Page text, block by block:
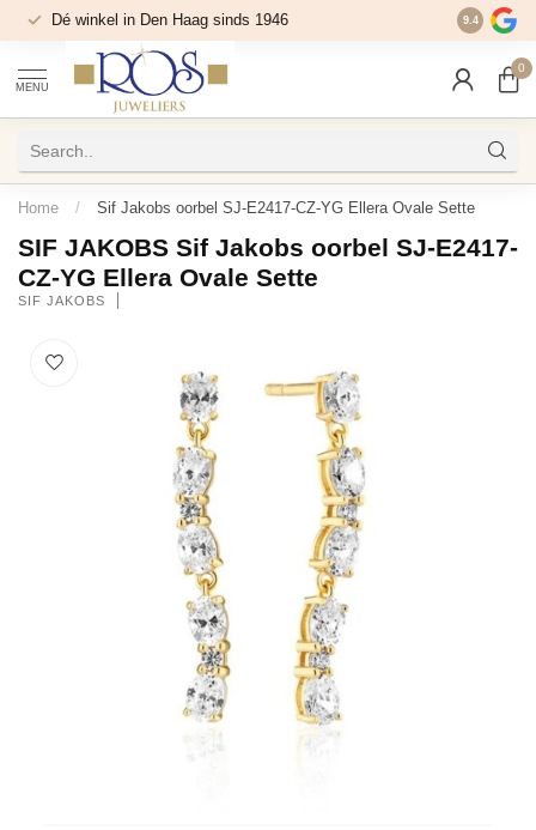
Dé winkel in Den Haag sinds 1946 9.4
MENU
0
Home / Sif Jakobs oorbel SJ-E2417-CZ-YG Ellera Ovale Sette
SIF JAKOBS Sif Jakobs oorbel SJ-E2417-
CZ-YG Ellera Ovale Sette
SIF JAKOBS